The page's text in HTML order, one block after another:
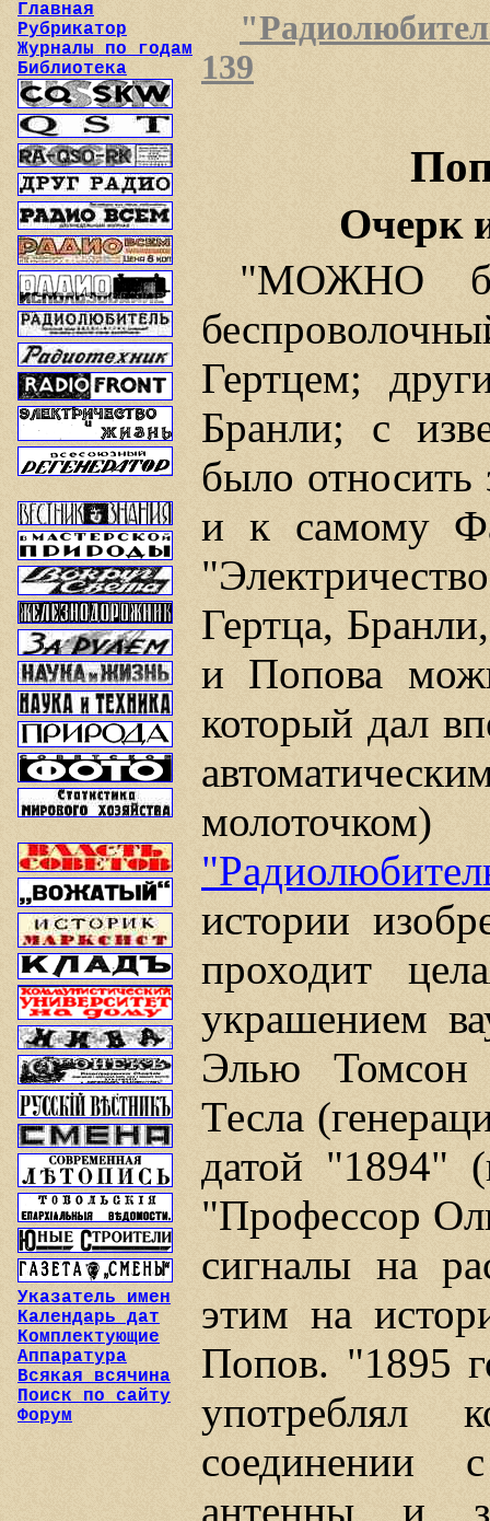
Главная
Рубрикатор
Журналы по годам
Библиотека
Указатель имен
Календарь дат
Комплектующие
Аппаратура
Всякая всячина
Поиск по сайту
Форум
139
Очерк
"МОЖНО
Гертцем;
Бранли; с
было относить
и к самому
Гертца,
и Попова
который дал
истории
проходит
украшением
Элью
Тесла
датой "1894"
"Профессор
сигналы на
этим на
Попов. "1895
употреблял
соединении
антенны и